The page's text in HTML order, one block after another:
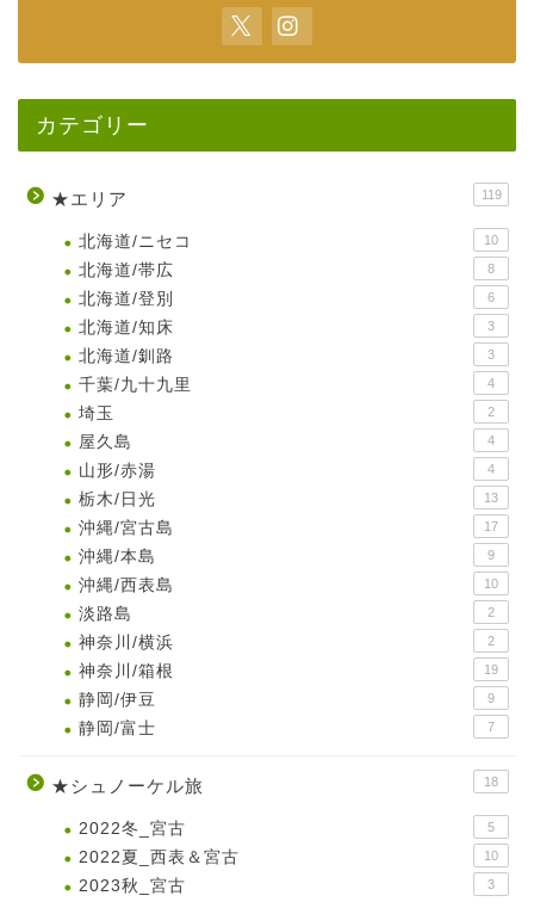
カテゴリー
★エリア 119
北海道/ニセコ 10
北海道/帯広 8
北海道/登別 6
北海道/知床 3
北海道/釧路 3
千葉/九十九里 4
埼玉 2
屋久島 4
山形/赤湯 4
栃木/日光 13
沖縄/宮古島 17
沖縄/本島 9
沖縄/西表島 10
淡路島 2
神奈川/横浜 2
神奈川/箱根 19
静岡/伊豆 9
静岡/富士 7
★シュノーケル旅 18
2022冬_宮古 5
2022夏_西表＆宮古 10
2023秋_宮古 3